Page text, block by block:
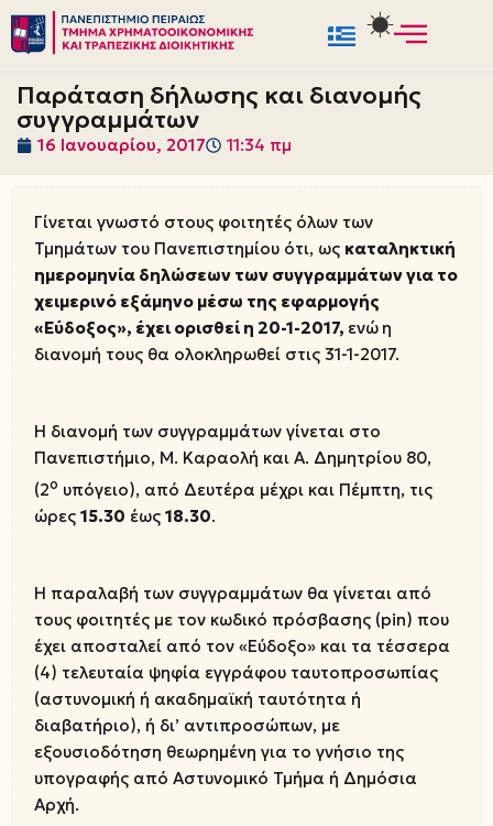
Μεταπηδήστε
στο
περιεχόμενο
Παράταση δήλωσης και διανομής
συγγραμμάτων
16 Ιανουαρίου, 2017 11:34 πμ
Γίνεται γνωστό στους φοιτητές όλων των
Τμημάτων του Πανεπιστημίου ότι, ως καταληκτική
ημερομηνία δηλώσεων των συγγραμμάτων για το
χειμερινό εξάμηνο μέσω της εφαρμογής
«Εύδοξος», έχει ορισθεί η 20-1-2017, ενώ η
διανομή τους θα ολοκληρωθεί στις 31-1-2017.
Η διανομή των συγγραμμάτων γίνεται στο
Πανεπιστήμιο, Μ. Καραολή και Α. Δημητρίου 80,
(2ο υπόγειο), από Δευτέρα μέχρι και Πέμπτη, τις
ώρες 15.30 έως 18.30.
Η παραλαβή των συγγραμμάτων θα γίνεται από
τους φοιτητές με τον κωδικό πρόσβασης (pin) που
έχει αποσταλεί από τον «Εύδοξο» και τα τέσσερα
(4) τελευταία ψηφία εγγράφου ταυτοπροσωπίας
(αστυνομική ή ακαδημαϊκή ταυτότητα ή
διαβατήριο), ή δι’ αντιπροσώπων, με
εξουσιοδότηση θεωρημένη για το γνήσιο της
υπογραφής από Αστυνομικό Τμήμα ή Δημόσια
Αρχή.